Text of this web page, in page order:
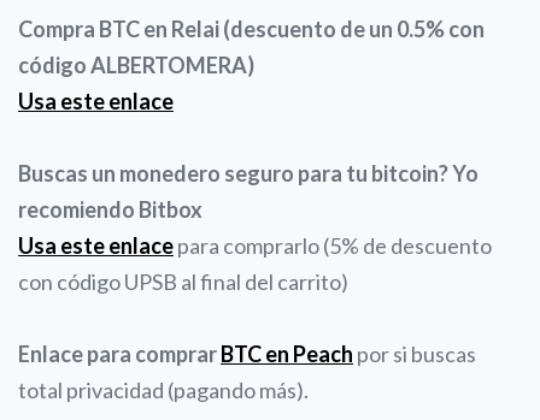
Compra BTC en Relai (descuento de un 0.5% con
código ALBERTOMERA)
Usa este enlace
Buscas un monedero seguro para tu bitcoin? Yo
recomiendo Bitbox
Usa este enlacepara comprarlo (5% de descuento
con código UPSB al final del carrito)
Enlace para comprarBTC en Peach por si buscas
total privacidad (pagando más).